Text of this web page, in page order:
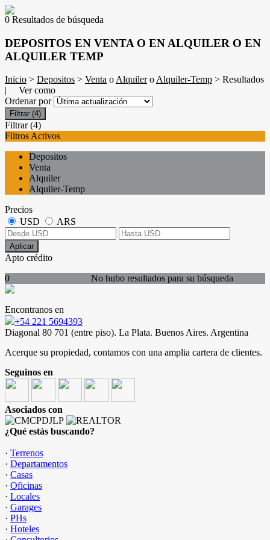
0 Resultados de búsqueda
DEPOSITOS EN VENTA O EN ALQUILER O EN
ALQUILER TEMP
Inicio > Depositos > Venta oAlquileroAlquiler-Temp > Resultados
| Ver como
Ordenar por
Filtrar (4)
Filtrar (4)
Filtros Activos
Depositos
Venta
Alquiler
Alquiler-Temp
Precios
USD
ARS
Aplicar
Apto crédito
No hubo resultados para su búsqueda
0
Encontranos en
+54 221 5694393
Diagonal 80 701 (entre piso). La Plata. Buenos Aires. Argentina
Acerque su propiedad, contamos con una amplia cartera de clientes.
Seguinos en
Asociados con
¿Qué estás buscando?
· Terrenos
· Departamentos
· Casas
· Oficinas
· Locales
· Garages
· PHs
· Hoteles